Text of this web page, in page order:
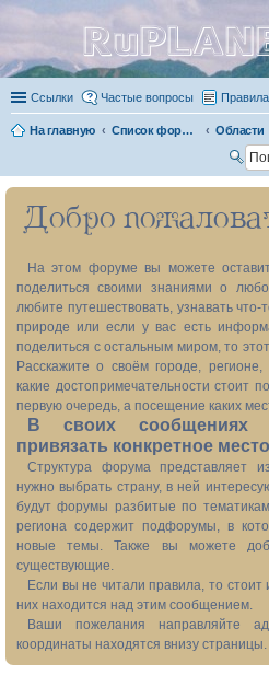
Ссылки Частые вопросы Правила
На главную Список форумов Области
ск
Добро
На этом форуме вы можете
поделиться своими знаниями о
любите путешествовать, узнавать
природе или если у вас есть
поделиться с остальным миром, то
Расскажите о своём городе,
какие достопримечательности стоит
первую очередь, а посещение каких
В своих сообщениях
привязать конкретное
Структура форума представляет
нужно выбрать страну, в ней
будут форумы разбитые по
региона содержит подфорумы, в
новые темы. Также вы можете
существующие.
Если вы не читали правила, то стоит
них находится над этим сообщением.
Ваши пожелания направляйте
координаты находятся внизу страницы.